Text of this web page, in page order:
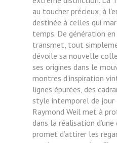
au toucher précieux, à
destinée à celles qui
temps. De génération
transmet, tout
dévoile sa nouvelle
ses origines dans le
montres d’inspiration
lignes épurées, des
style intemporel de jour
Raymond Weil met à
dans la réalisation
promet d’attirer les